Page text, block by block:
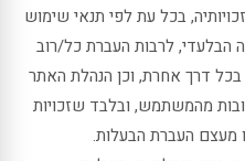
בכל עת לפי תנאי שימוש
הבלעדי, לרבות העברת כל/רוב
בכל דרך אחרת, וכן הנהלת האתר
מהמשתמש, ובלבד שזכויות
מעצם העברת הבעלות.